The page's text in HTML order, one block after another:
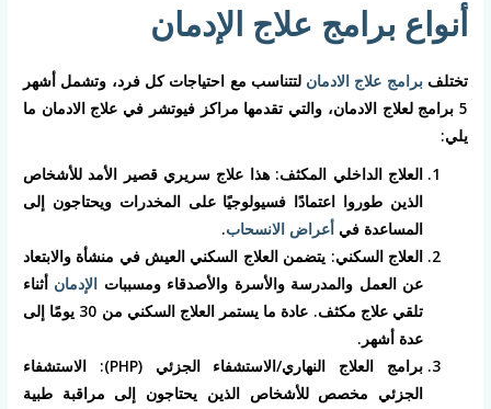
أنواع برامج علاج الإدمان
تختلفبرامج علاج الادمان لتتناسب مع احتياجات كل فرد، وتشمل أشهر
5 برامج لعلاج الادمان، والتي تقدمها مراكز فيوتشر في علاج الادمان ما
يلي:
العلاج الداخلي المكثف: هذا علاج سريري قصير الأمد للأشخاص
الذين طوروا اعتمادًا فسيولوجيًا على المخدرات ويحتاجون إلى
المساعدة فيأعراض الانسحاب.
العلاج السكني: يتضمن العلاج السكني العيش في منشأة والابتعاد
عن العمل والمدرسة والأسرة والأصدقاء ومسببات الإدمان أثناء
تلقي علاج مكثف. عادة ما يستمر العلاج السكني من 30 يومًا إلى
عدة أشهر.
برامج العلاج النهاري/الاستشفاء الجزئي (PHP): الاستشفاء
الجزئي مخصص للأشخاص الذين يحتاجون إلى مراقبة طبية